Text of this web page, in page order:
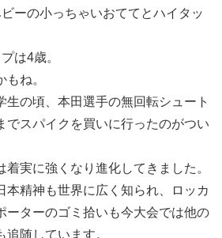
ーの小っちゃいおててとハイタッ
は4歳。
ね。
生の頃、本田選手の無回転シュート
でスパイクを買いに行ったのがつい
着実に強くなり進化してきました。
本精神も世界に広く知られ、ロッカ
ーターのゴミ拾いも今大会では他の
随しています。